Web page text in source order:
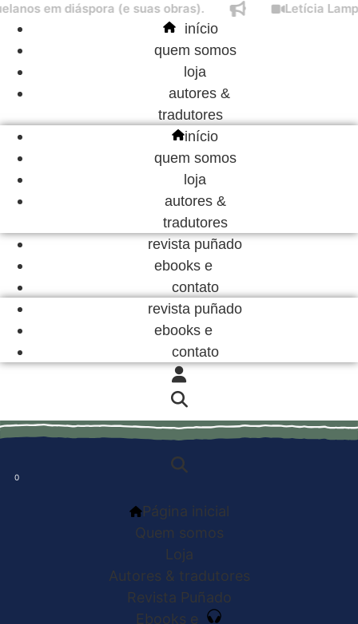
Ir
para
conteúdo
em diáspora (e suas obras). Letícia
início
quem somos
loja
autores &
tradutores
início
quem somos
loja
autores &
tradutores
revista puñado
ebooks e
contato
revista puñado
ebooks e
contato
0
Página inicial
Quem somos
Loja
Autores & tradutores
Revista Puñado
Ebooks e